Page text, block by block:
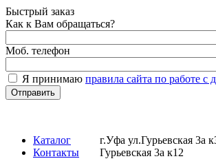
Быстрый заказ
Как к Вам обращаться?
Моб. телефон
Я принимаюправила сайта по работе с
Каталог
Контакты
г.Уфа ул.Гурьевская 3а
Гурьевская 3а к12